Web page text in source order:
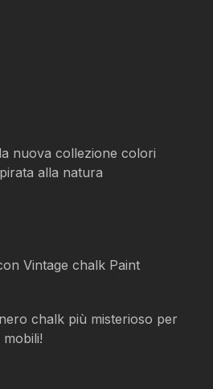
nuova collezione colori
alla natura
Vintage chalk Paint
chalk più misterioso per